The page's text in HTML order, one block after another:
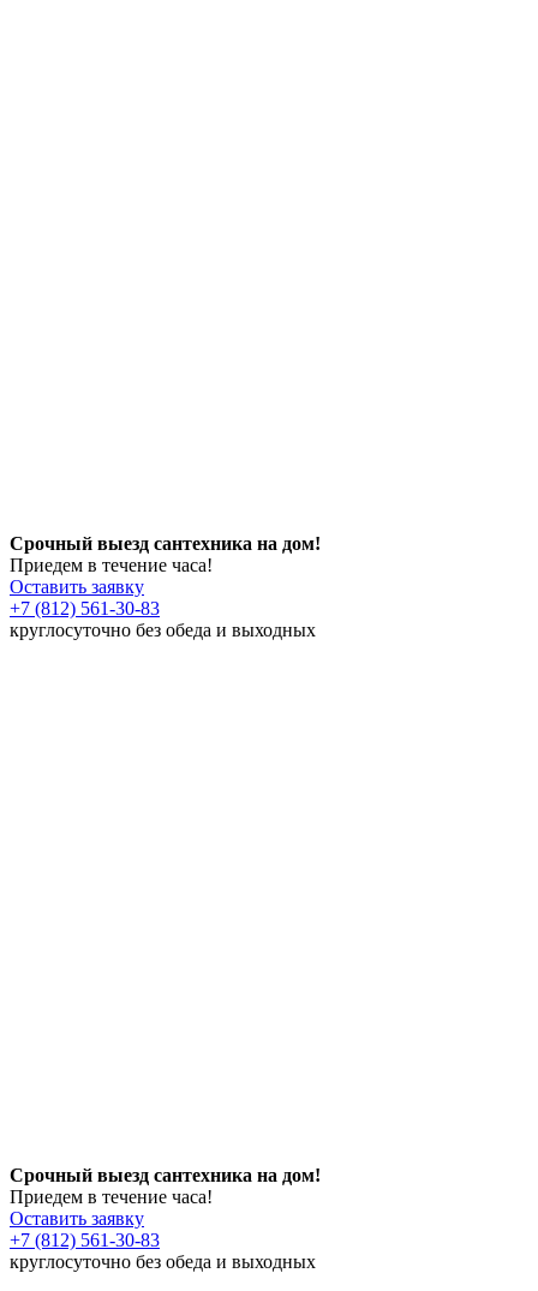
Срочный выезд сантехника на дом!
Приедем в течение часа!
Оставить заявку
+7 (812) 561-30-83
круглосуточно без обеда и выходных
Срочный выезд сантехника на дом!
Приедем в течение часа!
Оставить заявку
+7 (812) 561-30-83
круглосуточно без обеда и выходных